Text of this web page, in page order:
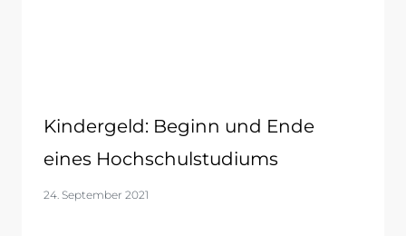
Kindergeld: Beginn und Ende
eines Hochschulstudiums
24. September 2021